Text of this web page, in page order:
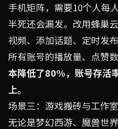
手机矩阵，需要10个人每
半死还会漏发。改用蜂巢
视频、添加话题、定时发
所有账号的播放量、点赞
本降低了80%，账号存活
上。
场景三：游戏搬砖与工作室
无论是梦幻西游、魔兽世